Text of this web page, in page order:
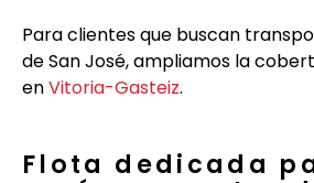
Para clientes que buscan
de San José, ampliamos la
enVitoria-Gasteiz.
Flota dedicada